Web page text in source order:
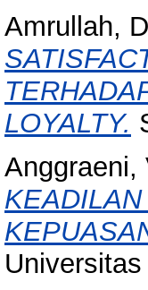
Amrullah,
LOYALTY.
Anggraeni,